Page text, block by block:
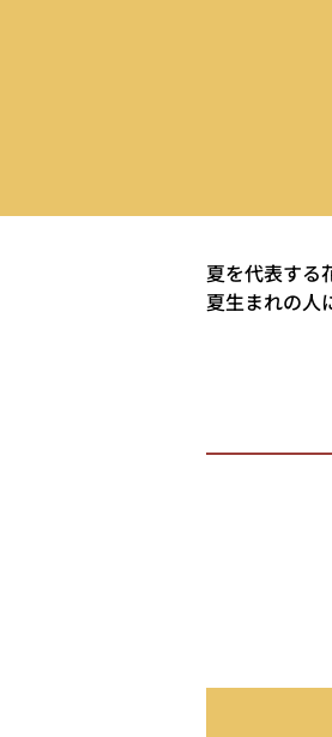
夏を代表する
夏生まれの人